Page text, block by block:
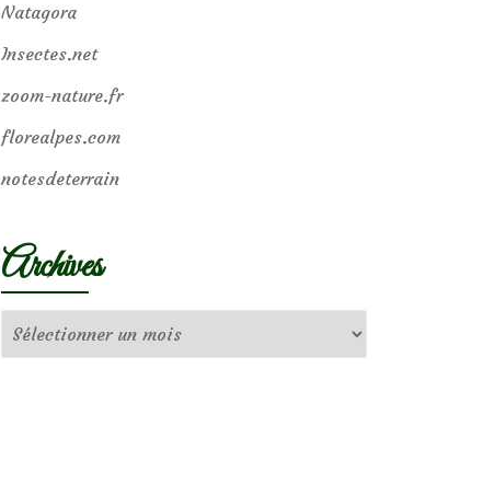
Natagora
Insectes.net
zoom-nature.fr
florealpes.com
notesdeterrain
Archives
Archives